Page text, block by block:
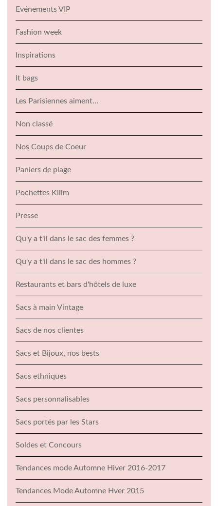
Evénements VIP
Fashion week
Inspirations
It bags
Les Parisiennes aiment…
Non classé
Nos Coups de Coeur
Paniers de plage
Pochettes Kilim
Presse
Qu'y a t'il dans le sac des femmes ?
Qu'y a t'il dans le sac des hommes ?
Restaurants et bars d'hôtels de luxe
Sacs à main Vintage
Sacs de nos clientes
Sacs et Bijoux, nos bests
Sacs ethniques
Sacs personnalisables
Sacs portés par les Stars
Soldes et Concours
Tendances mode Automne Hiver 2016-2017
Tendances Mode Automne Hver 2015